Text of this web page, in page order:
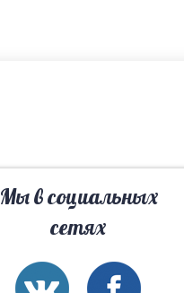
Мы в социальных
сетях